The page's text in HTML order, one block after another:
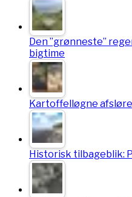
Den ”grønneste”
bigtime
Kartoffelløgne
Historisk tilbageblik: